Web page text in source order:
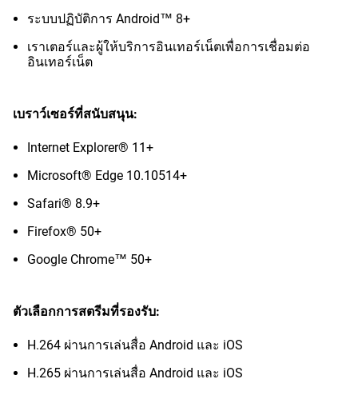
ระบบปฏิบัติการ Android™ 8+
เราเตอร์และผู้ให้บริการอินเทอร์เน็ตเพื่อการเชื่อมต่อ
อินเทอร์เน็ต
เบราว์เซอร์ที่สนับสนุน:
Internet Explorer® 11+
Microsoft® Edge 10.10514+
Safari® 8.9+
Firefox® 50+
Google Chrome™ 50+
ตัวเลือกการสตรีมที่รองรับ:
H.264 ผ่านการเล่นสื่อ Android และ iOS
H.265 ผ่านการเล่นสื่อ Android และ iOS